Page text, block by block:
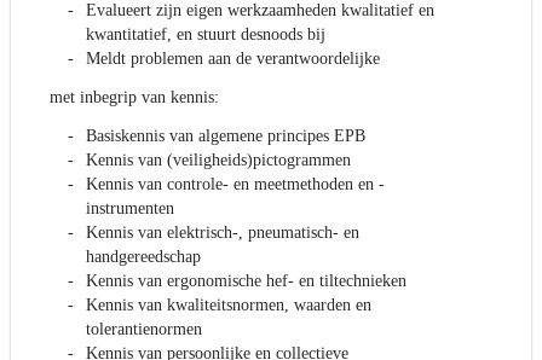
Evalueert zijn eigen werkzaamheden kwalitatief en
kwantitatief, en stuurt desnoods bij
Meldt problemen aan de verantwoordelijke
met inbegrip van kennis:
Basiskennis van algemene principes EPB
Kennis van (veiligheids)pictogrammen
Kennis van controle- en meetmethoden en -
instrumenten
Kennis van elektrisch-, pneumatisch- en
handgereedschap
Kennis van ergonomische hef- en tiltechnieken
Kennis van kwaliteitsnormen, waarden en
tolerantienormen
Kennis van persoonlijke en collectieve